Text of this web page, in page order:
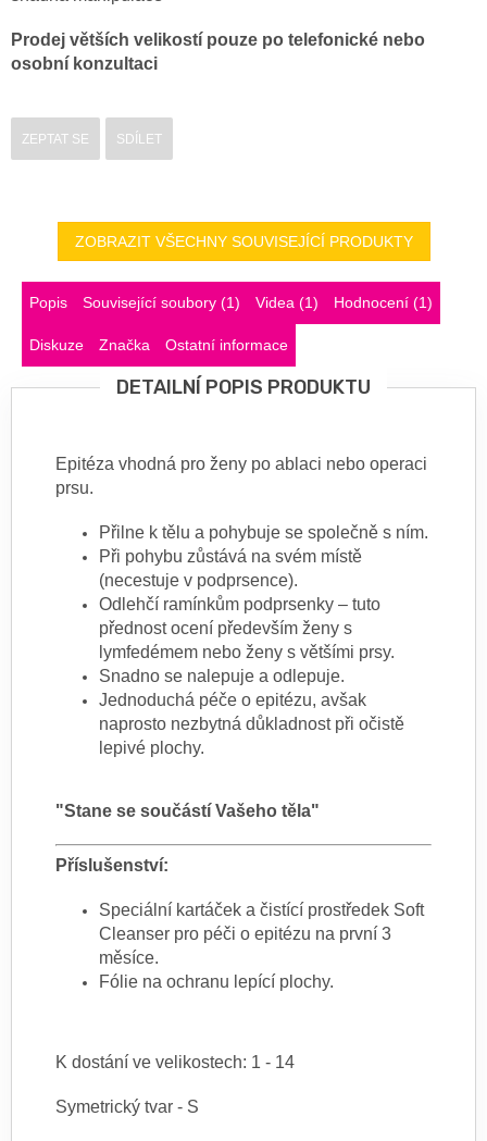
Prodej větších velikostí pouze po telefonické nebo
osobní konzultaci
ZEPTAT SE SDÍLET
ZOBRAZIT VŠECHNY SOUVISEJÍCÍ PRODUKTY
Popis Související soubory (1) Videa (1) Hodnocení (1)
Diskuze Značka Ostatní informace
DETAILNÍ POPIS PRODUKTU
Epitéza vhodná pro ženy po ablaci nebo operaci
prsu.
Přilne k tělu a pohybuje se společně s ním.
Při pohybu zůstává na svém místě
(necestuje v podprsence).
Odlehčí ramínkům podprsenky – tuto
přednost ocení především ženy s
lymfedémem nebo ženy s většími prsy.
Snadno se nalepuje a odlepuje.
Jednoduchá péče o epitézu, avšak
naprosto nezbytná důkladnost při očistě
lepivé plochy.
"Stane se součástí Vašeho těla"
Příslušenství:
Speciální kartáček a čistící prostředek Soft
Cleanser pro péči o epitézu na první 3
měsíce.
Fólie na ochranu lepící plochy.
K dostání ve velikostech: 1 - 14
Symetrický tvar - S